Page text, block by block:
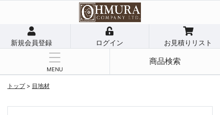
新規会員登録 ログイン お見積りリスト
MENU
商品検索
トップ> 目地材